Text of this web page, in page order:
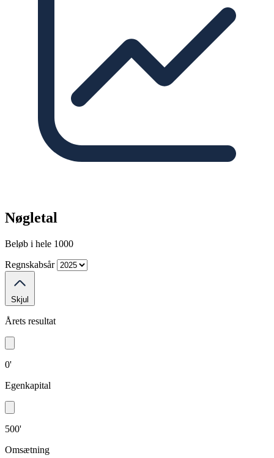
Nøgletal
Beløb i hele 1000
Regnskabsår
Skjul
Årets resultat
0'
Egenkapital
500'
Omsætning